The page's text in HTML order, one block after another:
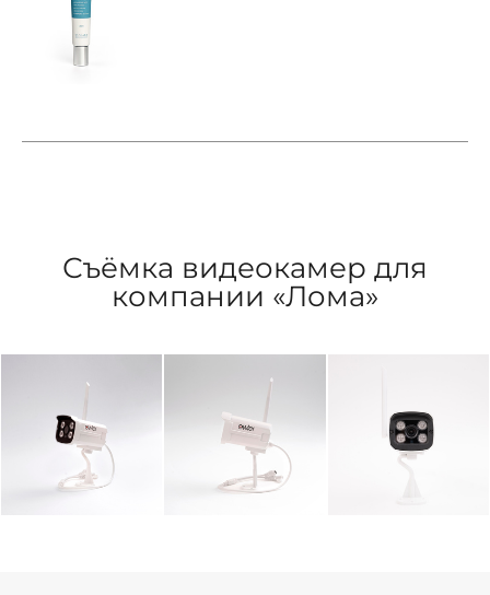
Съёмка видеокамер для
компании «Лома»